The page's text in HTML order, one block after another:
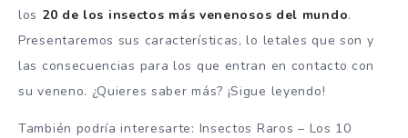
los 20 de los insectos más venenosos del mundo.
Presentaremos sus características, lo letales que son y
las consecuencias para los que entran en contacto con
su veneno. ¿Quieres saber más? ¡Sigue leyendo!
También podría interesarte: Insectos Raros – Los 10